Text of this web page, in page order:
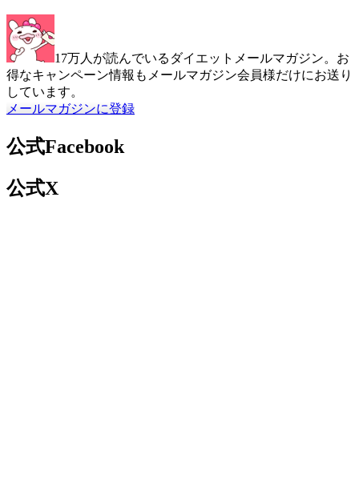
17万人が読んでいるダイエットメールマガジン。お
得なキャンペーン情報もメールマガジン会員様だけにお送り
しています。
メールマガジンに登録
公式Facebook
公式X